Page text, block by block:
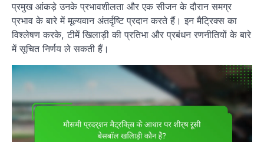
प्रमुख आंकड़े उनके प्रभावशीलता और एक सीजन के दौरान समग्र
प्रभाव के बारे में मूल्यवान अंतर्दृष्टि प्रदान करते हैं। इन मैट्रिक्स का
विश्लेषण करके, टीमें खिलाड़ी की प्रतिभा और प्रबंधन रणनीतियों के बारे
में सूचित निर्णय ले सकती हैं।